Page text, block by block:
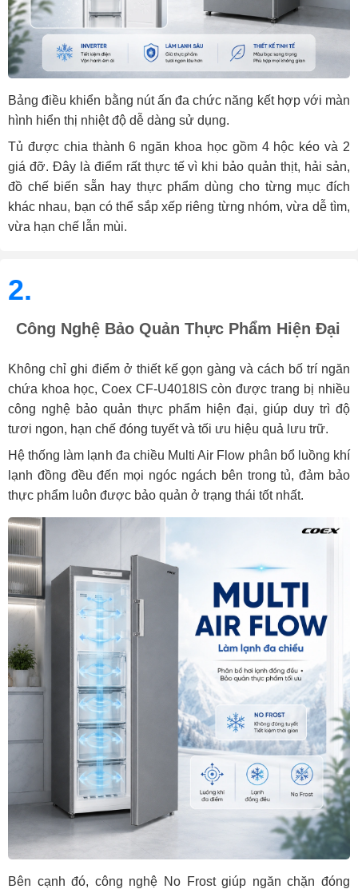
Bảng điều khiển bằng nút ấn đa chức năng kết hợp với màn
hình hiển thị nhiệt độ dễ dàng sử dụng.
Tủ được chia thành 6 ngăn khoa học gồm 4 hộc kéo và 2
giá đỡ. Đây là điểm rất thực tế vì khi bảo quản thịt, hải sản,
đồ chế biến sẵn hay thực phẩm dùng cho từng mục đích
khác nhau, bạn có thể sắp xếp riêng từng nhóm, vừa dễ tìm,
vừa hạn chế lẫn mùi.
2.
Công Nghệ Bảo Quản Thực Phẩm Hiện Đại
Không chỉ ghi điểm ở thiết kế gọn gàng và cách bố trí ngăn
chứa khoa học, Coex CF-U4018IS còn được trang bị nhiều
công nghệ bảo quản thực phẩm hiện đại, giúp duy trì độ
tươi ngon, hạn chế đóng tuyết và tối ưu hiệu quả lưu trữ.
Hệ thống làm lạnh đa chiều Multi Air Flow phân bổ luồng khí
lạnh đồng đều đến mọi ngóc ngách bên trong tủ, đảm bảo
thực phẩm luôn được bảo quản ở trạng thái tốt nhất.
Bên cạnh đó, công nghệ No Frost giúp ngăn chặn đóng